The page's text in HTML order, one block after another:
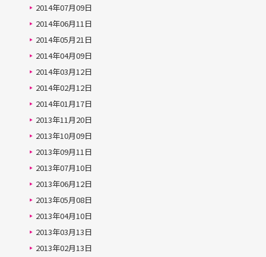
2014年07月09日
2014年06月11日
2014年05月21日
2014年04月09日
2014年03月12日
2014年02月12日
2014年01月17日
2013年11月20日
2013年10月09日
2013年09月11日
2013年07月10日
2013年06月12日
2013年05月08日
2013年04月10日
2013年03月13日
2013年02月13日